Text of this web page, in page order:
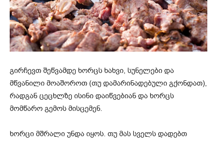
გირჩევთ შეწვამდე ხორცს ხახვი, სუნელები და
მწვანილი მოაშოროთ (თუ დამარინადებული გქონდათ),
რადგან ცეცხლზე ისინი დაიწვებიან და ხორცს
მომწარო გემოს მისცემენ.
ხორცი მშრალი უნდა იყოს. თუ მას სველს დადებთ